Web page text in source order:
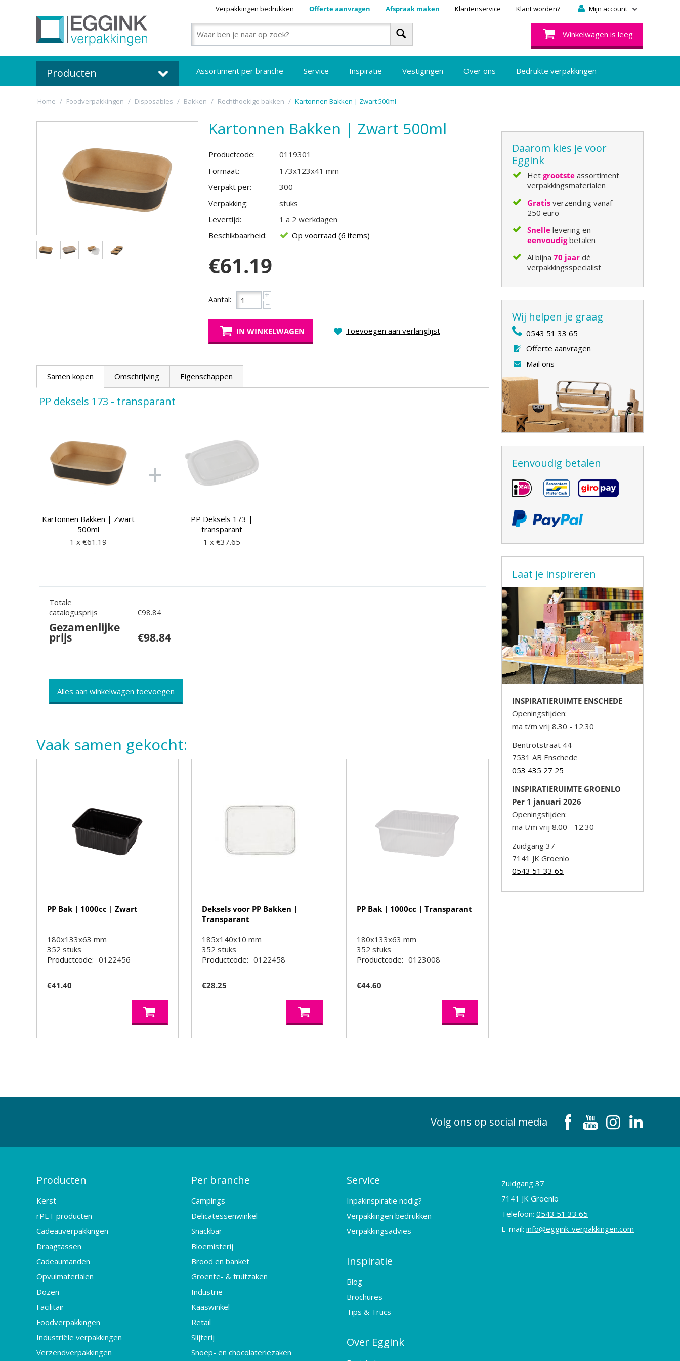
Mijn account
Verpakkingen bedrukken Offerte aanvragen Afspraak maken Klantenservice Klant worden?
Winkelwagen is leeg
Producten Assortiment per branche Service Inspiratie Vestigingen Over ons Bedrukte verpakkingen
Home / Foodverpakkingen / Disposables / Bakken / Rechthoekige bakken / Kartonnen Bakken | Zwart 500ml
Kartonnen Bakken | Zwart 500ml
Productcode:
0119301
Formaat:
173x123x41 mm
Verpakt per:
300
Verpakking:
stuks
Levertijd:
1 a 2 werkdagen
Beschikbaarheid:
Op voorraad (6 items)
€61.19
Aantal:
+
−
IN WINKELWAGEN Toevoegen aan verlanglijst
Samen kopen Omschrijving Eigenschappen
PP deksels 173 - transparant
Kartonnen Bakken | Zwart
500ml
1 x €61.19
+
PP Deksels 173 |
transparant
1 x €37.65
Totale
catalogusprijs
€98.84
Gezamenlijke
prijs €98.84
Alles aan winkelwagen toevoegen
Vaak samen gekocht:
PP Bak | 1000cc | Zwart
180x133x63 mm
352 stuks
Productcode: 0122456
€41.40
Deksels voor PP Bakken |
Transparant
185x140x10 mm
352stuks
Productcode: 0122458
€28.25
PP Bak | 1000cc | Transparant
180x133x63 mm
352stuks
Productcode: 0123008
€44.60
Daarom kies je voor
Eggink
Hetgrootste assortiment
verpakkingsmaterialen
Gratis verzending vanaf
250 euro
Snelle levering en
eenvoudigbetalen
Al bijna70 jaar dé
verpakkingsspecialist
Wij helpen je graag
0543 51 33 65
Offerte aanvragen
Mail ons
Eenvoudig betalen
Laat je inspireren
INSPIRATIERUIMTE ENSCHEDE
Openingstijden:
ma t/m vrij 8.30 - 12.30
Bentrotstraat 44
7531 AB Enschede
053 435 27 25
INSPIRATIERUIMTE GROENLO
Per 1 januari 2026
Openingstijden:
ma t/m vrij 8.00 - 12.30
Zuidgang 37
7141 JK Groenlo
0543 51 33 65
Volg ons op social media
Producten
Kerst
rPET producten
Cadeauverpakkingen
Draagtassen
Cadeaumanden
Opvulmaterialen
Dozen
Facilitair
Foodverpakkingen
Industriële verpakkingen
Verzendverpakkingen
Per branche
Campings
Delicatessenwinkel
Snackbar
Bloemisterij
Brood en banket
Groente- & fruitzaken
Industrie
Kaaswinkel
Retail
Slijterij
Snoep- en chocolateriezaken
Service
Inpakinspiratie nodig?
Verpakkingen bedrukken
Verpakkingsadvies
Inspiratie
Blog
Brochures
Tips & Trucs
Over Eggink
Zuidgang 37
7141 JK Groenlo
Telefoon:0543 51 33 65
E-mail:info@eggink-verpakkingen.com